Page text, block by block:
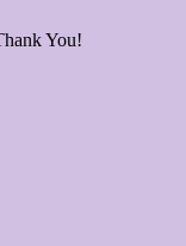
You!